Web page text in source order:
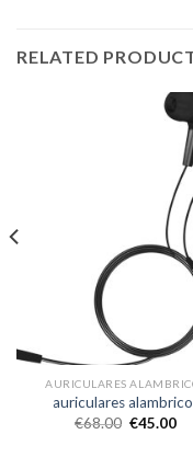
RELATED
AURICULARES
auriculares
€68.00 €45.00